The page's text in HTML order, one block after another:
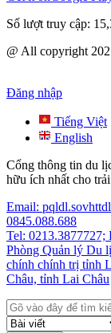
Số lượt truy cập:
@ All copyright
Đăng nhập
Tiếng Việt
English
Cổng thông tin du
hữu ích nhất cho
Email:
0845.088.688
Tel: 0213.3877727;
Phòng Quản lý Du
chính chính trị tỉnh
Châu, tỉnh Lai Châu